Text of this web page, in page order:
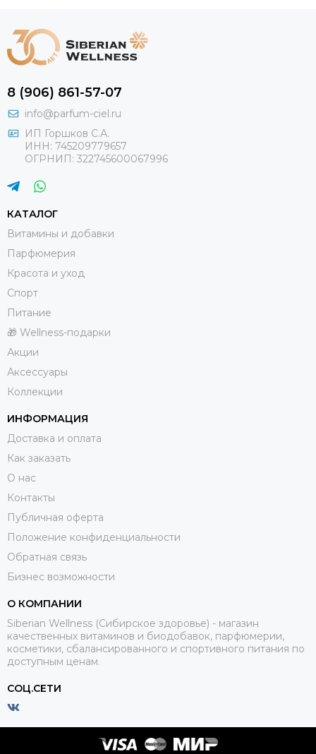
8 (906) 861-57-07
info@parfum-ciel.ru
ИП Горшков С.А.
ИНН: 745209779657
ОГРНИП: 322745600067996
КАТАЛОГ
Витамины и добавки
Парфюмерия
Красота и уход
Спорт
Питание
🎁 Wellness-подарки
Акции
Аксессуары
Коллекции
ИНФОРМАЦИЯ
Доставка и оплата
Как заказать
О нас
Контакты
Публичная оферта
Положение конфиденциальности
Обратная связь
Бизнес возможности
О КОМПАНИИ
Siberian Wellness (Сибирское здоровье) - магазин
качественных витаминов и биодобавок, парфюмерии,
косметики, сбалансированного и спортивного питания по
доступным ценам.
СОЦ.СЕТИ